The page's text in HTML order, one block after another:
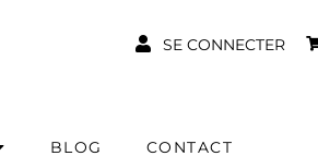
SE CONNECTER
BLOG CONTACT